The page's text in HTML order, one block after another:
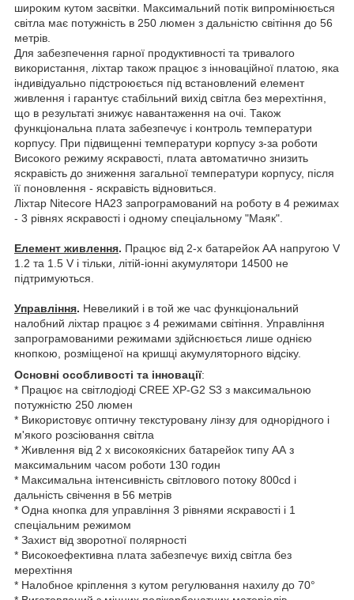
широким кутом засвітки. Максимальний потік випромінюється
світла має потужність в 250 люмен з дальністю світіння до 56
метрів.
Для забезпечення гарної продуктивності та тривалого
використання, ліхтар також працює з інноваційної платою, яка
індивідуально підстроюється під встановлений елемент
живлення і гарантує стабільний вихід світла без мерехтіння,
що в результаті знижує навантаження на очі. Також
функціональна плата забезпечує і контроль температури
корпусу. При підвищенні температури корпусу з-за роботи
Високого режиму яскравості, плата автоматично знизить
яскравість до зниження загальної температури корпусу, після
її поновлення - яскравість відновиться.
Ліхтар Nitecore HA23 запрограмований на роботу в 4 режимах
- 3 рівнях яскравості і одному спеціальному "Маяк".
Елемент живлення. Працює від 2-х батарейок АА напругою V
1.2 та 1.5 V і тільки, літій-іонні акумулятори 14500 не
підтримуються.
Управління. Невеликий і в той же час функціональний
налобний ліхтар працює з 4 режимами світіння. Управління
запрограмованими режимами здійснюється лише однією
кнопкою, розміщеної на кришці акумуляторного відсіку.
Основні особливості та інновації:
* Працює на світлодіоді CREE XP-G2 S3 з максимальною
потужністю 250 люмен
* Використовує оптичну текстуровану лінзу для однорідного і
м'якого розсіювання світла
* Живлення від 2 х високоякісних батарейок типу АА з
максимальним часом роботи 130 годин
* Максимальна інтенсивність світлового потоку 800cd і
дальність свічення в 56 метрів
* Одна кнопка для управління 3 рівнями яскравості і 1
спеціальним режимом
* Захист від зворотної полярності
* Високоефективна плата забезпечує вихід світла без
мерехтіння
* Налобное кріплення з кутом регулювання нахилу до 70°